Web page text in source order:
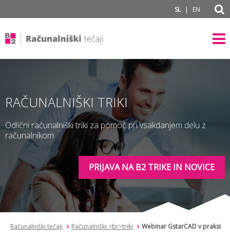
SL | EN
RAČUNALNIŠKI TRIKI
Odlični računalniški triki za pomoč pri vsakdanjem delu z
računalnikom
PRIJAVA NA B2 TRIKE IN NOVICE
Računalniški tečaji Računalniški <br>triki Webinar GstarCAD v praksi